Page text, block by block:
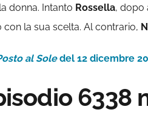
donna. Intanto Rossella, dopo
con la sua scelta. Al contrario,
al Soledel 12 dicembre